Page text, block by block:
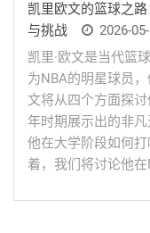
凯里欧文的篮球之
与挑战
2026-
凯里·欧文是当代篮
为NBA的明星球员
文将从四个方面探
年时期展示出的非
他在大学阶段如何
着，我们将讨论他